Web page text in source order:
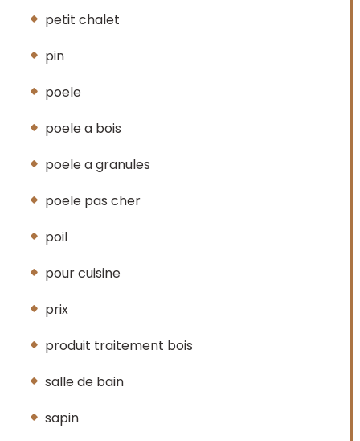
petit chalet
pin
poele
poele a bois
poele a granules
poele pas cher
poil
pour cuisine
prix
produit traitement bois
salle de bain
sapin